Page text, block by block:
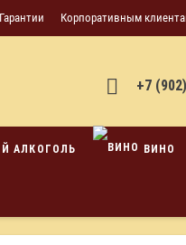
Гарантии Корпоративным
+7
АЛКОГОЛЬ ВИНО